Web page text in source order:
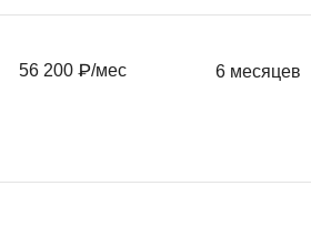
56 200 ₽/мес 6 месяцев